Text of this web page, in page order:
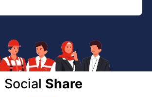
Social Share